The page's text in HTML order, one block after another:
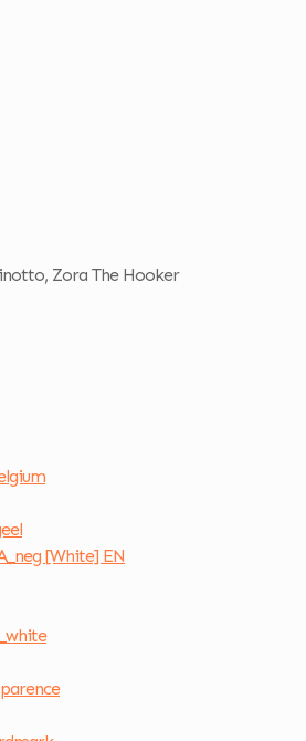
Zora The Hooker